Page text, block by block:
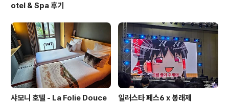
otel & Spa 후기
샤모니 호텔 - La Folie Douce 일러스타 페스6 x 봉래제